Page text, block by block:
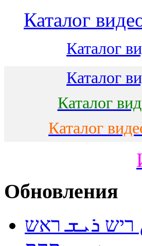
Каталог
Каталог
Каталог
Каталог
Каталог
Обновления
ܪܝܫ ראש